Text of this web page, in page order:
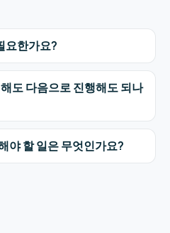
요한가요?
도 다음으로 진행해도 되나
야 할 일은 무엇인가요?